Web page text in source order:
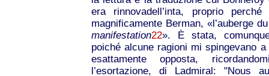
era rinnovadell’inta, proprio
magnificamente Berman, «l’auberge
manifestation22». È stata,
poiché alcune ragioni mi spingevano
esattamente opposta,
l’esortazione, di Ladmiral: "Nous